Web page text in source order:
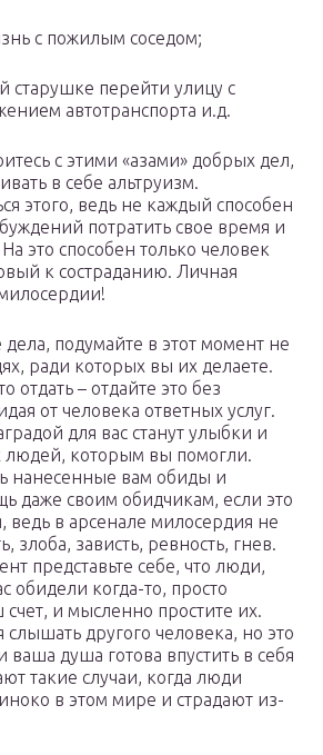
с пожилым соседом;
старушке перейти улицу с
автотранспорта и.д.
с этими «азами» добрых дел,
в себе альтруизм.
этого, ведь не каждый способен
потратить свое время и
это способен только человек
к состраданию. Личная
подумайте в этот момент не
ради которых вы их делаете.
отдать – отдайте это без
от человека ответных услуг.
для вас станут улыбки и
людей, которым вы помогли.
нанесенные вам обиды и
даже своим обидчикам, если это
ведь в арсенале милосердия не
злоба, зависть, ревность, гнев.
представьте себе, что люди,
обидели когда-то, просто
и мысленно простите их.
слышать другого человека, но это
ваша душа готова впустить в себя
такие случаи, когда люди
в этом мире и страдают из-